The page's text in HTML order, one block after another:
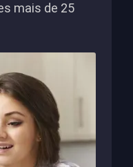
mais de 25